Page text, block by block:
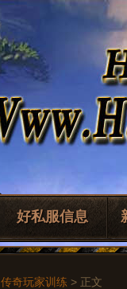
好私服信息
传奇玩家训练 > 正文